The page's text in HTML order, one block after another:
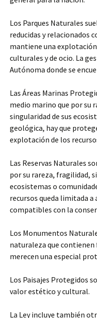
Los Parques Naturales
reducidas y relacionados
mantiene una
culturales y de ocio. La
Autónoma donde se
Las Áreas Marinas
medio marino que por su
singularidad de sus
geológica, hay que
explotación de los
Las Reservas Naturales
por su rareza, fragilidad,
ecosistemas o
recursos queda limitada a
compatibles con la
Los Monumentos
naturaleza que
merecen una especial
Los Paisajes Protegidos
valor estético y cultural.
La Ley incluye también